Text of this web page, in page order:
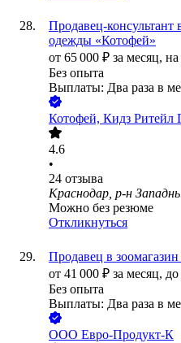
Продавец-консультант
одежды «Котофей»
от 65 000 ₽ за месяц, на
Без опыта
Выплаты: Два раза в
Котофей, Кидз Ритейл
4.6
•
24 отзыва
Краснодар, р-н
Можно без резюме
Откликнуться
Продавец в
от 41 000 ₽ за месяц,
Без опыта
Выплаты: Два раза в
ООО Евро-Продукт-К